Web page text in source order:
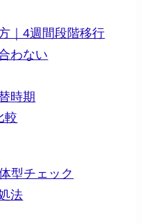
｜4週間段階移行
わない
時期
較
型チェック
法